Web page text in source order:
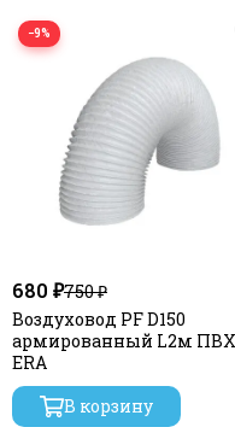
−9%
680 ₽750 ₽
Воздуховод PF D150
армированный L2м ПВХ
ERA
В корзину